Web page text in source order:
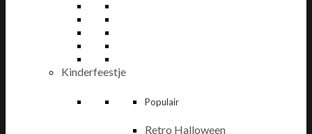
Kinderfeestje
Populair
Retro Halloween